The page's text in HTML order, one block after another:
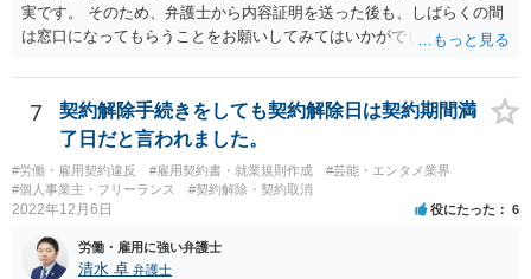
いた部分は開発完了しているということですから、その部分に相当す
る請負代金は請求できる可能性があります。 ただし、当該開発完了部
以上で、より個別的なお話は、詳しい契約内容や開発内容を知る必要
がありますので、正式に弁護士に相談することも検討された方がよい
と思います。
実です。 そのため、弁護士から内容証明を送った後も、しばらくの間
は窓口になってもらうことをお願いしてみてはいかがでしょうか。 そ
口（弁護士に）言ってください」とだけお伝えし、それ以外には一切
応じないという姿勢をとることができるため、スタッフの方の負担軽
減を図れると思います。 大変な状況かと思いますが、ご参考になりま
7
契約解除手続きをしても契約解除日は契約期間満
了日だと言われました。
#労働・雇用契約違反 #雇用契約書・就業規則作成
#芸能・エンタメ業界
#個人事業主・フリーランス
#契約解除・契約取消
2022年12月6日 役にたった 6
労働・雇用に強い弁護士
清水 卓 弁護士